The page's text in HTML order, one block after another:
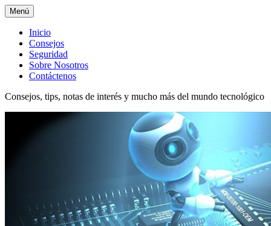
Menú
Menú
superior
Inicio
Consejos
Seguridad
Sobre Nosotros
Contáctenos
Consejos, tips, notas de interés y mucho más del mundo tecnológico